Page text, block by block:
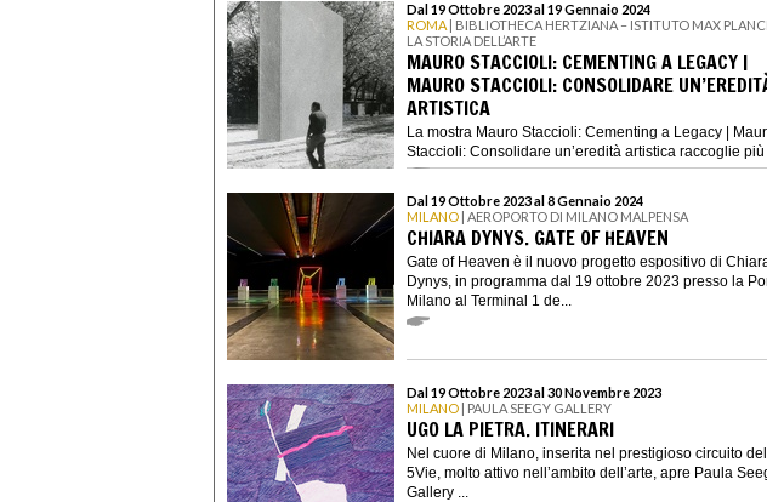
Dal 19 Ottobre 2023 al 19 Gennaio 2024
ROMA | BIBLIOTHECA HERTZIANA – ISTITUTO MAX
LA STORIA DELL’ARTE
MAURO STACCIOLI: CEMENTING A LEGACY |
MAURO STACCIOLI: CONSOLIDARE
ARTISTICA
La mostra Mauro Staccioli: Cementing a Legacy |
Staccioli: Consolidare un’eredità artistica raccoglie più
Dal 19 Ottobre 2023 al 8 Gennaio 2024
MILANO | AEROPORTO DI MILANO MALPENSA
CHIARA DYNYS. GATE OF HEAVEN
Gate of Heaven è il nuovo progetto espositivo di
Dynys, in programma dal 19 ottobre 2023 presso la
Milano al Terminal 1 de...
Dal 19 Ottobre 2023 al 30 Novembre 2023
MILANO | PAULA SEEGY GALLERY
UGO LA PIETRA. ITINERARI
Nel cuore di Milano, inserita nel prestigioso circuito
5Vie, molto attivo nell’ambito dell’arte, apre Paula
Gallery ...